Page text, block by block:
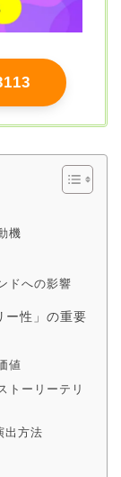
機
ドへの影響
ー性」の重要
値
トーリーテリ
出方法